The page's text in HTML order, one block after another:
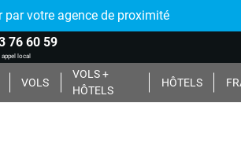
par votre agence de proximité
76 60 59
local
VOLS
VOLS +
HÔTELS
HÔTELS